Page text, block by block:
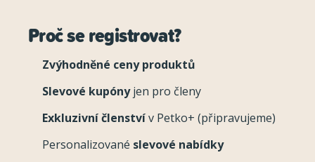
Proč se registrovat?
Zvýhodněné ceny produktů
Slevové kupónyjen pro členy
Exkluzivní členstvív Petko+ (připravujeme)
Personalizované slevové nabídky